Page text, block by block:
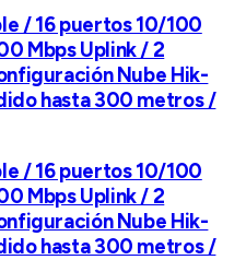
/ 16 puertos 10/100
Mbps Uplink / 2
Nube Hik-
hasta 300 metros /
/ 16 puertos 10/100
Mbps Uplink / 2
Nube Hik-
hasta 300 metros /